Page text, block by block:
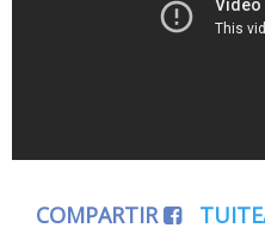
COMPARTIR